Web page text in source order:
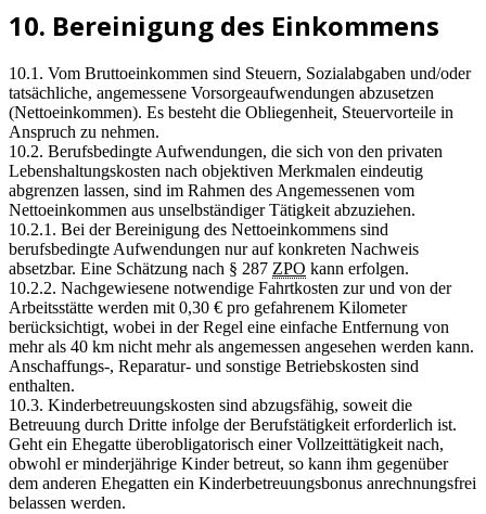
10. Bereinigung des Einkommens
10.1. Vom Bruttoeinkommen sind Steuern, Sozialabgaben und/oder
tatsächliche, angemessene Vorsorgeaufwendungen abzusetzen
(Nettoeinkommen). Es besteht die Obliegenheit, Steuervorteile in
Anspruch zu nehmen.
10.2. Berufsbedingte Aufwendungen, die sich von den privaten
Lebenshaltungskosten nach objektiven Merkmalen eindeutig
abgrenzen lassen, sind im Rahmen des Angemessenen vom
Nettoeinkommen aus unselbständiger Tätigkeit abzuziehen.
10.2.1. Bei der Bereinigung des Nettoeinkommens sind
berufsbedingte Aufwendungen nur auf konkreten Nachweis
absetzbar. Eine Schätzung nach § 287 ZPO kann erfolgen.
10.2.2. Nachgewiesene notwendige Fahrtkosten zur und von der
Arbeitsstätte werden mit 0,30 € pro gefahrenem Kilometer
berücksichtigt, wobei in der Regel eine einfache Entfernung von
mehr als 40 km nicht mehr als angemessen angesehen werden kann.
Anschaffungs-, Reparatur- und sonstige Betriebskosten sind
enthalten.
10.3. Kinderbetreuungskosten sind abzugsfähig, soweit die
Betreuung durch Dritte infolge der Berufstätigkeit erforderlich ist.
Geht ein Ehegatte überobligatorisch einer Vollzeittätigkeit nach,
obwohl er minderjährige Kinder betreut, so kann ihm gegenüber
dem anderen Ehegatten ein Kinderbetreuungsbonus anrechnungsfrei
belassen werden.